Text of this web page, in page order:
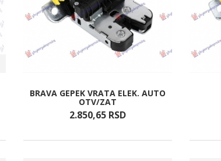
BRAVA GEPEK VRATA ELEK. AUTO
OTV/ZAT
2.850,65 RSD